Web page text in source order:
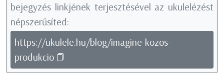
bejegyzés linkjének terjesztésével az ukulelézést
népszerűsíted:
https://ukulele.hu/blog/imagine-kozos-
produkcio